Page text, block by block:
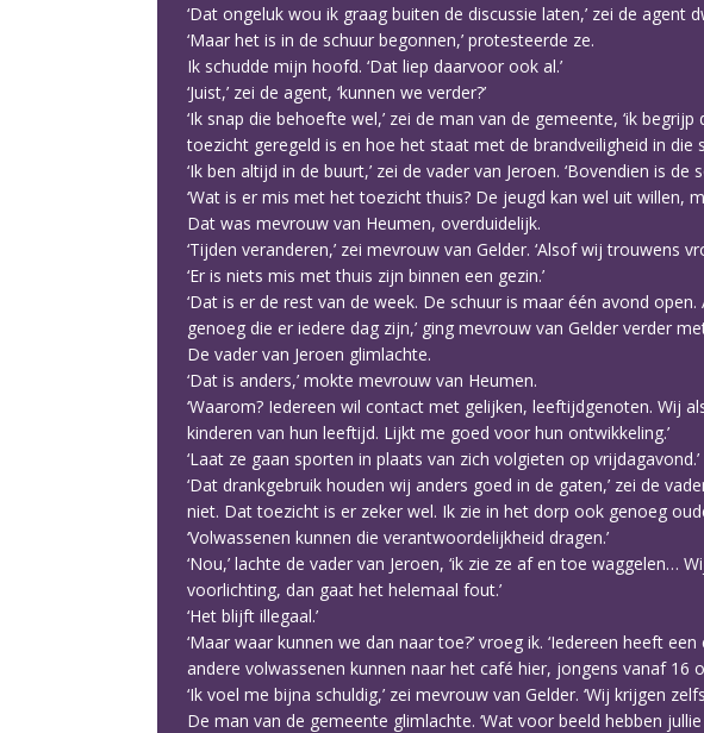
‘Dat ongeluk wou ik graag buiten de discussie laten,’ zei de agent
‘Maar het is in de schuur begonnen,’ protesteerde ze.
Ik schudde mijn hoofd. ‘Dat liep daarvoor ook al.’
‘Juist,’ zei de agent, ‘kunnen we verder?’
‘Ik snap die behoefte wel,’ zei de man van de gemeente, ‘ik
toezicht geregeld is en hoe het staat met de brandveiligheid in die
‘Ik ben altijd in de buurt,’ zei de vader van Jeroen. ‘Bovendien is
‘Wat is er mis met het toezicht thuis? De jeugd kan wel uit willen,
Dat was mevrouw van Heumen, overduidelijk.
‘Tijden veranderen,’ zei mevrouw van Gelder. ‘Alsof wij
‘Er is niets mis met thuis zijn binnen een gezin.’
‘Dat is er de rest van de week. De schuur is maar één avond
genoeg die er iedere dag zijn,’ ging mevrouw van Gelder verder
De vader van Jeroen glimlachte.
‘Dat is anders,’ mokte mevrouw van Heumen.
‘Waarom? Iedereen wil contact met gelijken, leeftijdgenoten. Wij
kinderen van hun leeftijd. Lijkt me goed voor hun ontwikkeling.’
‘Laat ze gaan sporten in plaats van zich volgieten op vrijdagavond.’
‘Dat drankgebruik houden wij anders goed in de gaten,’ zei de
niet. Dat toezicht is er zeker wel. Ik zie in het dorp ook genoeg
‘Volwassenen kunnen die verantwoordelijkheid dragen.’
‘Nou,’ lachte de vader van Jeroen, ‘ik zie ze af en toe
voorlichting, dan gaat het helemaal fout.’
‘Het blijft illegaal.’
‘Maar waar kunnen we dan naar toe?’ vroeg ik. ‘Iedereen heeft
andere volwassenen kunnen naar het café hier, jongens vanaf 16
‘Ik voel me bijna schuldig,’ zei mevrouw van Gelder. ‘Wij krijgen
De man van de gemeente glimlachte. ‘Wat voor beeld hebben